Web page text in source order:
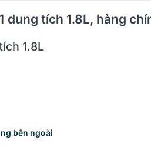
dung tích 1.8L, hàng
1.8L
bên ngoài